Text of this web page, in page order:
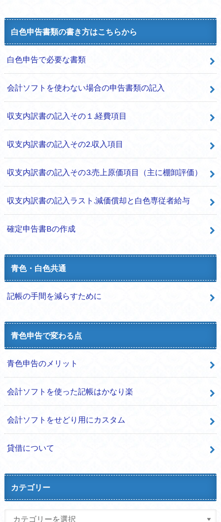
白色申告書類の書き方はこちらから
白色申告で必要な書類
会計ソフトを使わない場合の申告書類の記入
収支内訳書の記入その１.経費項目
収支内訳書の記入その2.収入項目
収支内訳書の記入その3.売上原価項目（主に棚卸評価）
収支内訳書の記入ラスト.減価償却と白色専従者給与
確定申告書Bの作成
青色・白色共通
記帳の手間を減らすために
青色申告で変わる点
青色申告のメリット
会計ソフトを使った記帳はかなり楽
会計ソフトをせどり用にカスタム
貸借について
カテゴリー